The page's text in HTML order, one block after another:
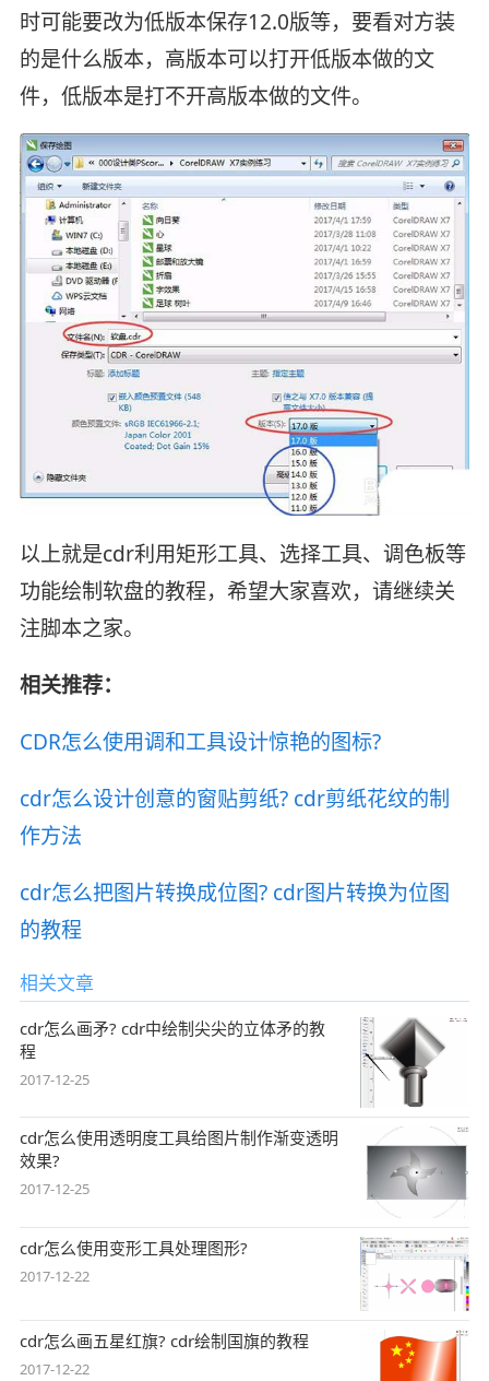
时可能要改为低版本保存12.0版等，要看对方装
的是什么版本，高版本可以打开低版本做的文
件，低版本是打不开高版本做的文件。
以上就是cdr利用矩形工具、选择工具、调色板等
功能绘制软盘的教程，希望大家喜欢，请继续关
注脚本之家。
相关推荐：
CDR怎么使用调和工具设计惊艳的图标?
cdr怎么设计创意的窗贴剪纸? cdr剪纸花纹的制
作方法
cdr怎么把图片转换成位图? cdr图片转换为位图
的教程
相关文章
cdr怎么画矛? cdr中绘制尖尖的立体矛的教
程
2017-12-25
cdr怎么使用透明度工具给图片制作渐变透明
效果?
2017-12-25
cdr怎么使用变形工具处理图形?
2017-12-22
cdr怎么画五星红旗? cdr绘制国旗的教程
2017-12-22